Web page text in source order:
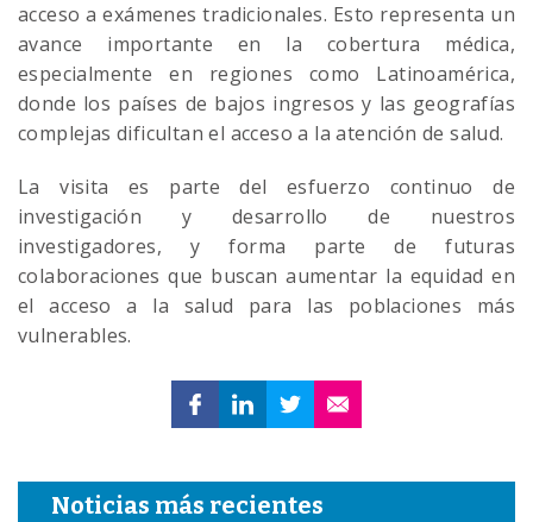
acceso a exámenes tradicionales. Esto representa un
avance importante en la cobertura médica,
especialmente en regiones como Latinoamérica,
donde los países de bajos ingresos y las geografías
complejas dificultan el acceso a la atención de salud.
La visita es parte del esfuerzo continuo de
investigación y desarrollo de nuestros
investigadores, y forma parte de futuras
colaboraciones que buscan aumentar la equidad en
el acceso a la salud para las poblaciones más
vulnerables.
Noticias más recientes